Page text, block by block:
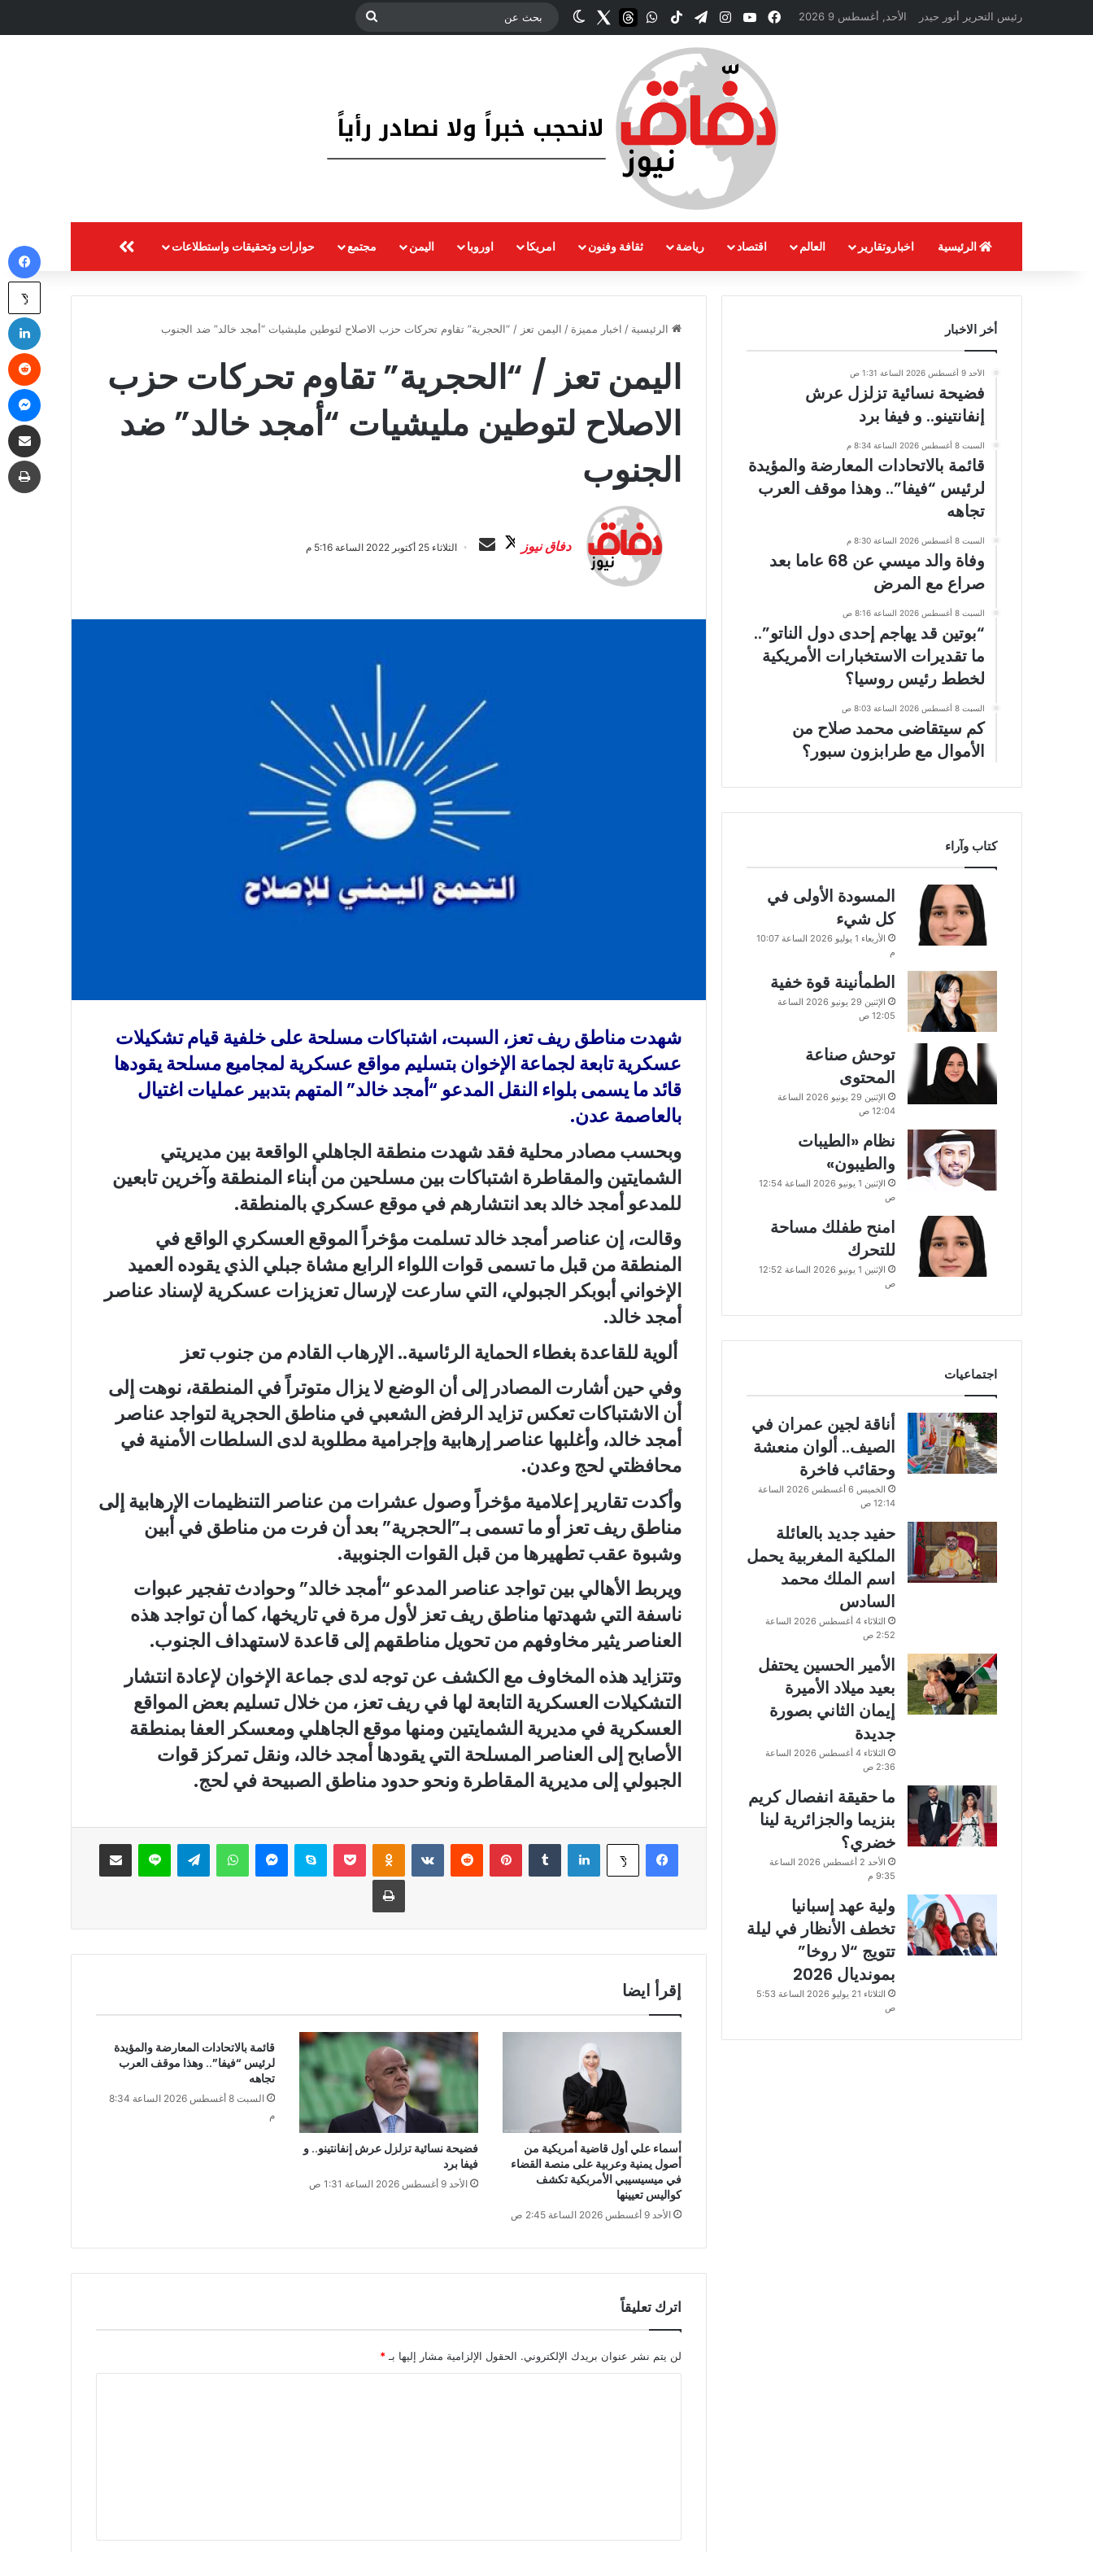
رئيس التحرير أنور حيدر الأحد, أغسطس 9 2026 فيسبوك‫YouTubeانستقرام
تيلقرام ‫TikTokواتسابthreads
Twitterالوضع المظلم
الرئيسية اخباروتقارير العالم اقتصاد رياضة ثقافة وفنون امريكا اوروبا اليمن مجتمع حوارات وتحقيقات واستطلاعات
الرئيسية / اخبار مميزة / اليمن تعز / “الحجرية” تقاوم تحركات حزب الاصلاح لتوطين مليشيات “أمجد خالد” ضد الجنوب
اليمن تعز / “الحجرية” تقاوم تحركات حزب
الاصلاح لتوطين مليشيات “أمجد خالد” ضد
الجنوب
دفاق نيوز
ا
ب
ل
ر
ل
ر
ن
ا
الثلاثاء 25 أكتوبر 2022 الساعة 5:16 م
شهدت مناطق ريف تعز، السبت، اشتباكات مسلحة على خلفية قيام تشكيلات
عسكرية تابعة لجماعة الإخوان بتسليم مواقع عسكرية لمجاميع مسلحة يقودها
قائد ما يسمى بلواء النقل المدعو “أمجد خالد” المتهم بتدبير عمليات اغتيال
بالعاصمة عدن.
وبحسب مصادر محلية فقد شهدت منطقة الجاهلي الواقعة بين مديريتي
الشمايتين والمقاطرة اشتباكات بين مسلحين من أبناء المنطقة وآخرين تابعين
للمدعو أمجد خالد بعد انتشارهم في موقع عسكري بالمنطقة.
وقالت، إن عناصر أمجد خالد تسلمت مؤخراً الموقع العسكري الواقع في
المنطقة من قبل ما تسمى قوات اللواء الرابع مشاة جبلي الذي يقوده العميد
الإخواني أبوبكر الجبولي، التي سارعت لإرسال تعزيزات عسكرية لإسناد عناصر
أمجد خالد.
ألوية للقاعدة بغطاء الحماية الرئاسية.. الإرهاب القادم من جنوب تعز
وفي حين أشارت المصادر إلى أن الوضع لا يزال متوتراً في المنطقة، نوهت إلى
أن الاشتباكات تعكس تزايد الرفض الشعبي في مناطق الحجرية لتواجد عناصر
أمجد خالد، وأغلبها عناصر إرهابية وإجرامية مطلوبة لدى السلطات الأمنية في
محافظتي لحج وعدن.
وأكدت تقارير إعلامية مؤخراً وصول عشرات من عناصر التنظيمات الإرهابية إلى
مناطق ريف تعز أو ما تسمى بـ”الحجرية” بعد أن فرت من مناطق في أبين
وشبوة عقب تطهيرها من قبل القوات الجنوبية.
ويربط الأهالي بين تواجد عناصر المدعو “أمجد خالد” وحوادث تفجير عبوات
ناسفة التي شهدتها مناطق ريف تعز لأول مرة في تاريخها، كما أن تواجد هذه
العناصر يثير مخاوفهم من تحويل مناطقهم إلى قاعدة لاستهداف الجنوب.
وتتزايد هذه المخاوف مع الكشف عن توجه لدى جماعة الإخوان لإعادة انتشار
التشكيلات العسكرية التابعة لها في ريف تعز، من خلال تسليم بعض المواقع
العسكرية في مديرية الشمايتين ومنها موقع الجاهلي ومعسكر العفا بمنطقة
الأصابح إلى العناصر المسلحة التي يقودها أمجد خالد، ونقل تمركز قوات
الجبولي إلى مديرية المقاطرة ونحو حدود مناطق الصبيحة في لحج.
فيسبوك ‫X لينكدإن بينتيريست سكايب واتساب لاين
إقرأ ايضا
أسماء علي أول قاضية أمريكية من
أصول يمنية وعربية على منصة القضاء
في ميسيسيبي الأمربكية تكشف
كواليس تعيينها
الأحد 9 أغسطس 2026 الساعة 2:45 ص
فضيحة نسائية تزلزل عرش إنفانتينو.. و
فيفا برد
الأحد 9 أغسطس 2026 الساعة 1:31 ص
قائمة بالاتحادات المعارضة والمؤيدة
لرئيس “فيفا”.. وهذا موقف العرب
تجاهه
السبت 8 أغسطس 2026 الساعة 8:34
م
اترك تعليقاً
لن يتم نشر عنوان بريدك الإلكتروني. الحقول الإلزامية مشار إليها بـ *
أخر الاخبار
الأحد 9 أغسطس 2026 الساعة 1:31 ص
فضيحة نسائية تزلزل عرش
إنفانتينو.. و فيفا برد
السبت 8 أغسطس 2026 الساعة 8:34 م
قائمة بالاتحادات المعارضة والمؤيدة
لرئيس “فيفا”.. وهذا موقف العرب
تجاهه
السبت 8 أغسطس 2026 الساعة 8:30 م
وفاة والد ميسي عن 68 عاما بعد
صراع مع المرض
السبت 8 أغسطس 2026 الساعة 8:16 ص
“بوتين قد يهاجم إحدى دول الناتو”..
ما تقديرات الاستخبارات الأمريكية
لخطط رئيس روسيا؟
السبت 8 أغسطس 2026 الساعة 8:03 ص
كم سيتقاضى محمد صلاح من
الأموال مع طرابزون سبور؟
كتاب وآراء
المسودة الأولى في
كل شيء
الأربعاء 1 يوليو 2026 الساعة 10:07
م
الطمأنينة قوة خفية
الإثنين 29 يونيو 2026 الساعة
12:05 ص
توحش صناعة
المحتوى
الإثنين 29 يونيو 2026 الساعة
12:04 ص
نظام «الطيبات
والطيبون»
الإثنين 1 يونيو 2026 الساعة 12:54
ص
امنح طفلك مساحة
للتحرك
الإثنين 1 يونيو 2026 الساعة 12:52
ص
اجتماعيات
أناقة لجين عمران في
الصيف.. ألوان منعشة
وحقائب فاخرة
الخميس 6 أغسطس 2026 الساعة
12:14 ص
حفيد جديد بالعائلة
الملكية المغربية يحمل
اسم الملك محمد
السادس
الثلاثاء 4 أغسطس 2026 الساعة
2:52 ص
الأمير الحسين يحتفل
بعيد ميلاد الأميرة
إيمان الثاني بصورة
جديدة
الثلاثاء 4 أغسطس 2026 الساعة
2:36 ص
ما حقيقة انفصال كريم
بنزيما والجزائرية لينا
خضري؟
الأحد 2 أغسطس 2026 الساعة
9:35 م
ولية عهد إسبانيا
تخطف الأنظار في ليلة
تتويج “لا روخا”
بمونديال 2026
الثلاثاء 21 يوليو 2026 الساعة 5:53
ص
‫X